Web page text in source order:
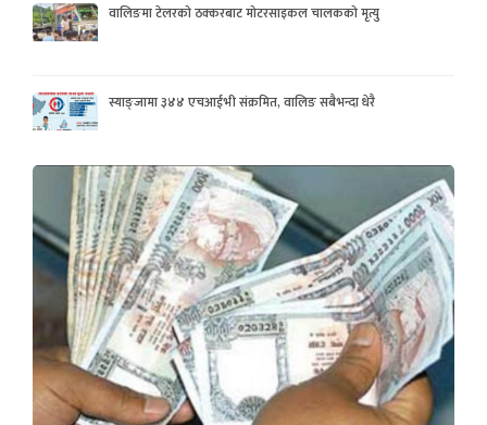
वालिङमा टेलरको ठक्करबाट मोटरसाइकल चालकको मृत्यु
स्याङ्जामा ३४४ एचआईभी संक्रमित, वालिङ सबैभन्दा धेरै